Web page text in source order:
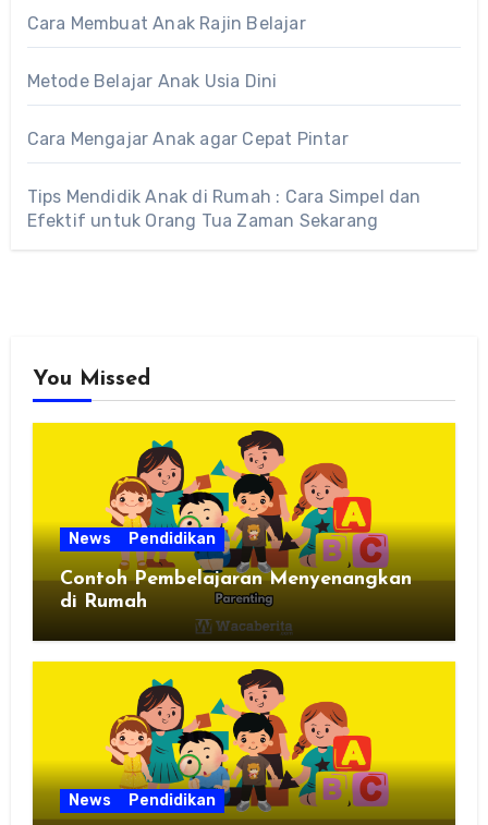
Cara Membuat Anak Rajin Belajar
Metode Belajar Anak Usia Dini
Cara Mengajar Anak agar Cepat Pintar
Tips Mendidik Anak di Rumah : Cara Simpel dan
Efektif untuk Orang Tua Zaman Sekarang
You Missed
News Pendidikan
Contoh Pembelajaran Menyenangkan
di Rumah
News Pendidikan